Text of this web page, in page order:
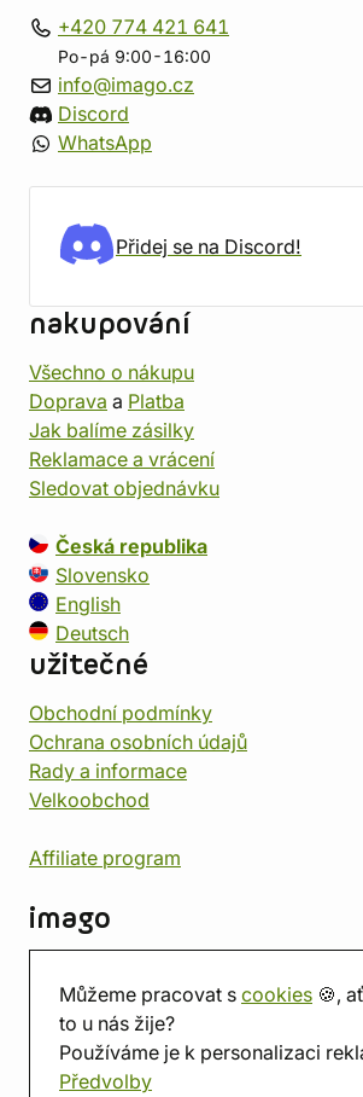
Můžeme pracovat s cookies 🍪,
to u nás žije?
Používáme je k personalizaci
Předvolby
+420 774 421 641
Po-pá 9:00-16:00
info@imago.cz
Discord
WhatsApp
Přidej se na Discord!
nakupování
Všechno o nákupu
Doprava a Platba
Jak balíme zásilky
Reklamace a vrácení
Sledovat objednávku
Česká republika
Slovensko
English
Deutsch
užitečné
Obchodní podmínky
Ochrana osobních údajů
Rady a informace
Velkoobchod
Affiliate program
imago
Prodejna
Herna
O nás
Hodnocení obchodu